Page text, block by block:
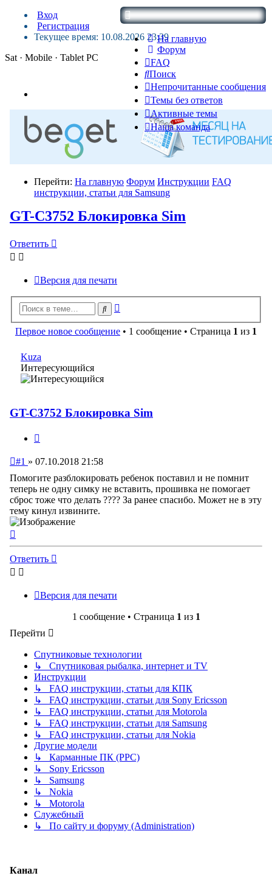
На главную
Форум
FAQ
Поиск
Непрочитанные сообщения
Темы без ответов
Активные темы
Наша команда
Вход
Регистрация
Текущее время: 10.08.2026 23:39
Sat · Mobile · Tablet PC
Перейти: На главную Форум Инструкции FAQ
инструкции, статьи для Samsung
GT-C3752 Блокировка Sim
Ответить
Версия для печати
Поиск
Первое новое сообщение • 1 сообщение • Страница 1 из 1
Kuza
Интересующийся
GT-C3752 Блокировка Sim
Непрочитанное
#1 » 07.10.2018 21:58
Помогите разблокировать ребенок поставил и не помнит
теперь не одну симку не вставить, прошивка не помогает
сброс тоже что делать ???? За ранее спасибо. Может не в эту
тему кинул извините.
началу
Ответить
Версия для печати
1 сообщение • Страница 1 из 1
Перейти
Спутниковые технологии
↳ Спутниковая рыбалка, интернет и TV
Инструкции
↳ FAQ инструкции, статьи для КПК
↳ FAQ инструкции, статьи для Sony Ericsson
↳ FAQ инструкции, статьи для Motorola
↳ FAQ инструкции, статьи для Samsung
↳ FAQ инструкции, статьи для Nokia
Другие модели
↳ Карманные ПК (PPC)
↳ Sony Ericsson
↳ Samsung
↳ Nokia
↳ Motorola
Служебный
↳ По сайту и форуму (Administration)
Канал